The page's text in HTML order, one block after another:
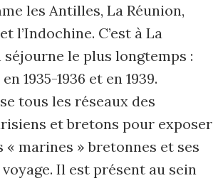
les Antilles, La Réunion,
l’Indochine. C’est à La
séjourne le plus longtemps :
1935-1936 et en 1939.
tous les réseaux des
et bretons pour exposer
« marines » bretonnes et ses
Il est présent au sein